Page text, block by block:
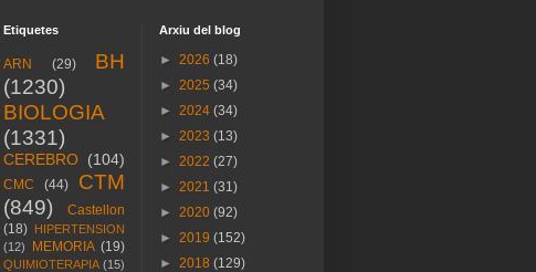
Etiquetes
ARN (29)
BH
(1230)
BIOLOGIA
(1331)
CEREBRO (104)
CMC (44)
CTM
(849)
Castellon
(18) HIPERTENSION
(12)
MEMORIA (19)
QUIMIOTERAPIA (15)
Arxiu del blog
► 2026 (18)
► 2025 (34)
► 2024 (34)
► 2023 (13)
► 2022 (27)
► 2021 (31)
► 2020 (92)
► 2019 (152)
► 2018 (129)